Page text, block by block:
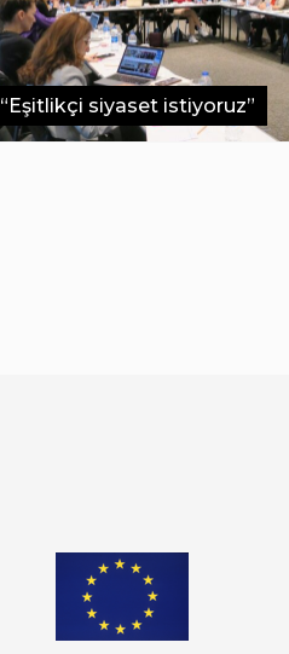
“Eşitlikçi siyaset istiyoruz”